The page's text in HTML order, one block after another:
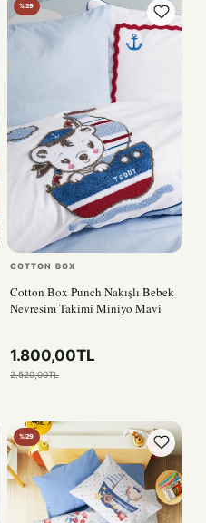
%29
COTTON BOX
Cotton Box Punch Nakışlı Bebek
Nevresim Takimi Miniyo Mavi
1.800,00TL
2.520,00TL
%29